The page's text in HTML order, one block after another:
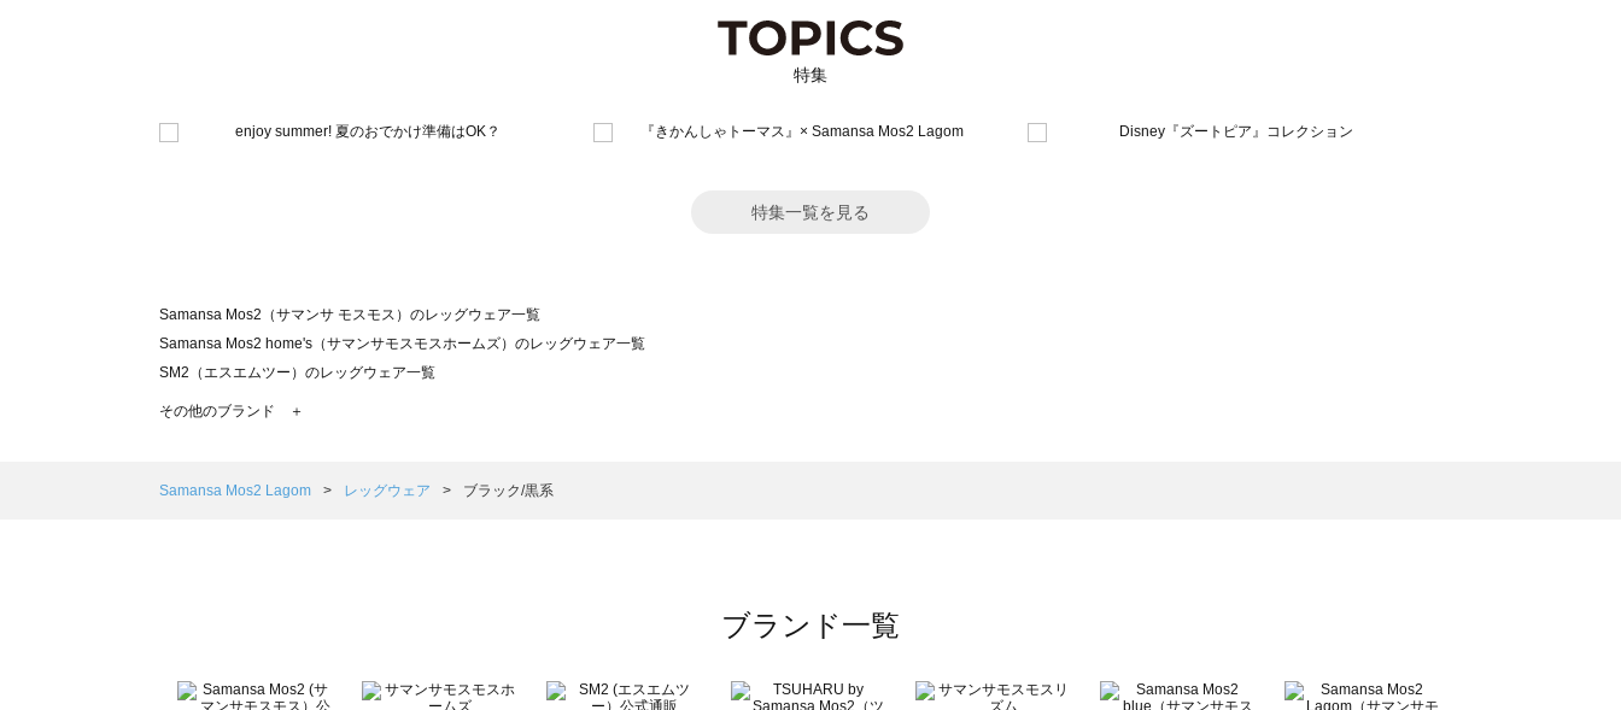
特集
特集一覧を見る
Samansa Mos2（サマンサ モスモス）のレッグウェア一覧
Samansa Mos2 home's（サマンサモスモスホームズ）のレッグウェア一覧
SM2（エスエムツー）のレッグウェア一覧
TSUHARU by Samansa Mos2（ツハルバイサマンサモスモス）のレッグウェア一覧
Samansa Mos2 Lagom（サマンサモスモス ラーゴム）のレッグウェア一覧
BETTY'S BLUE（べティーズブルー）のレッグウェア一覧
その他のブランド ＋
Samansa Mos2 Lagom レッグウェア ブラック/黒系
ブランド一覧